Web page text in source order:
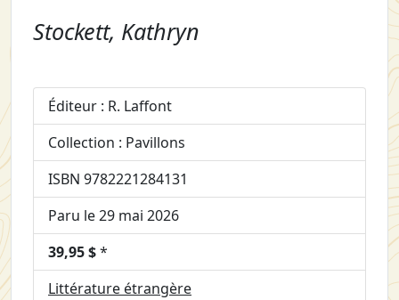
Stockett, Kathryn
Éditeur : R. Laffont
Collection : Pavillons
ISBN 9782221284131
Paru le 29 mai 2026
39,95 $*
Littérature étrangère